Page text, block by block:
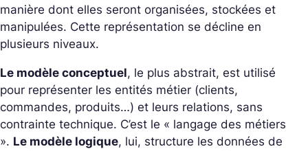
manière dont elles seront organisées, stockées et
manipulées. Cette représentation se décline en
plusieurs niveaux.
Le modèle conceptuel, le plus abstrait, est utilisé
pour représenter les entités métier (clients,
commandes, produits…) et leurs relations, sans
contrainte technique. C’est le « langage des métiers
». Le modèle logique, lui, structure les données de